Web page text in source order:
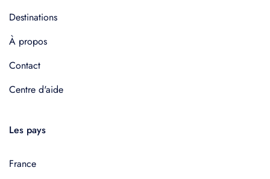
Destinations
À propos
Contact
Centre d'aide
Les pays
France